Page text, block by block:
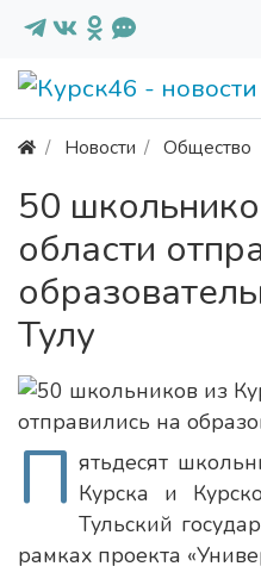
Новости Общество
50
области
Тулу
П ятьдесят
Курска и
Тульский
рамках проекта